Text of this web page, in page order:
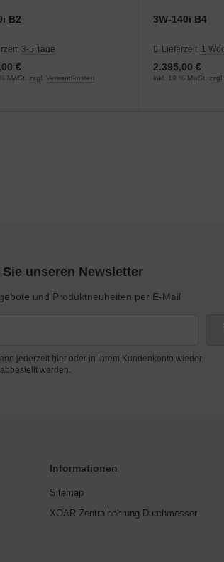
B2
3-5 Tage
€
MwSt. zzgl.Versandkosten
3W-140i B4
Lieferzeit: 1
2.395,00 €
inkl. 19 % MwSt. zzgl.
unseren Newsletter
und Produktneuheiten per E-Mail
jederzeit hier oder in Ihrem Kundenkonto wieder
abbestellt werden.
Informationen
Sitemap
XOAR Zentralbohrung Durchmesser